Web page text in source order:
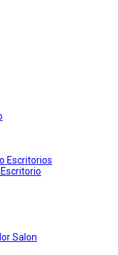
Escritorios
Salon